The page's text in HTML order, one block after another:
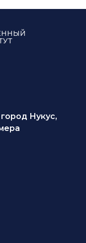
Нукус,